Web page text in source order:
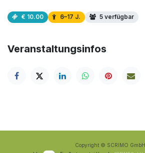
€ 10.00 6–17 J. 5 verfügbar
Veranstaltungsinfos
Copyright © SCRIMO GmbH